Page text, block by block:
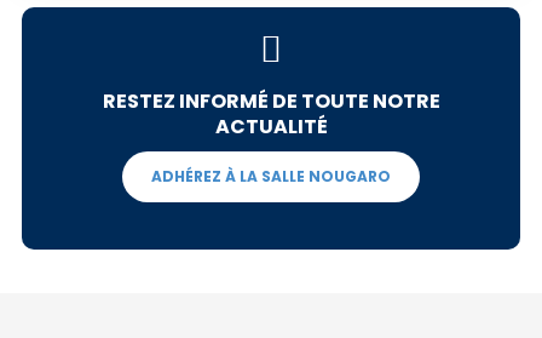
RESTEZ INFORMÉ DE TOUTE NOTRE
ACTUALITÉ
ADHÉREZ À LA SALLE NOUGARO